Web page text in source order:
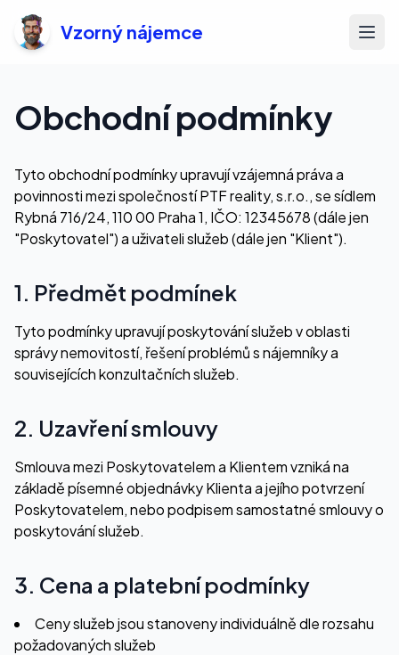
Vzorný nájemce
Obchodní podmínky
Tyto obchodní podmínky upravují vzájemná práva a
povinnosti mezi společností PTF reality, s.r.o., se sídlem
Rybná 716/24, 110 00 Praha 1, IČO: 12345678 (dále jen
"Poskytovatel") a uživateli služeb (dále jen "Klient").
1. Předmět podmínek
Tyto podmínky upravují poskytování služeb v oblasti
správy nemovitostí, řešení problémů s nájemníky a
souvisejících konzultačních služeb.
2. Uzavření smlouvy
Smlouva mezi Poskytovatelem a Klientem vzniká na
základě písemné objednávky Klienta a jejího potvrzení
Poskytovatelem, nebo podpisem samostatné smlouvy o
poskytování služeb.
3. Cena a platební podmínky
Ceny služeb jsou stanoveny individuálně dle rozsahu
požadovaných služeb